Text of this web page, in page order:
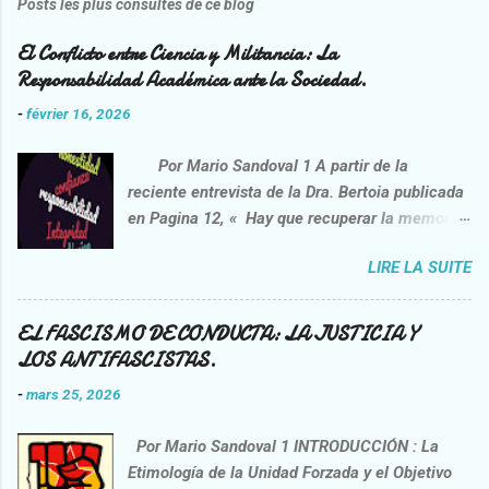
Posts les plus consultés de ce blog
El Conflicto entre Ciencia y Militancia: La
Responsabilidad Académica ante la Sociedad.
-février 16, 2026
Por Mario Sandoval 1 A partir de la
reciente entrevista de la Dra. Bertoia publicada
en Pagina 12, « Hay que recuperar la memoria
https://www.pagina12.com.ar/2026/02/06/danie
l-feierstein-hay-que-recuperar-la-memoria-de-
la-lucha-contra-la-impunidad/ , opera una
interpelación crítica sobre la praxis del
afirmaciones que nos interpelan como sujetos
racionales y miembros de una sociedad civil. Si
LIRE LA SUITE
EL FASCISMO DE CONDUCTA: LA JUSTICIA Y
LOS ANTIFASCISTAS.
-mars 25, 2026
Por Mario Sandoval 1 INTRODUCCIÓN : La
Etimología de la Unidad Forzada y el Objetivo